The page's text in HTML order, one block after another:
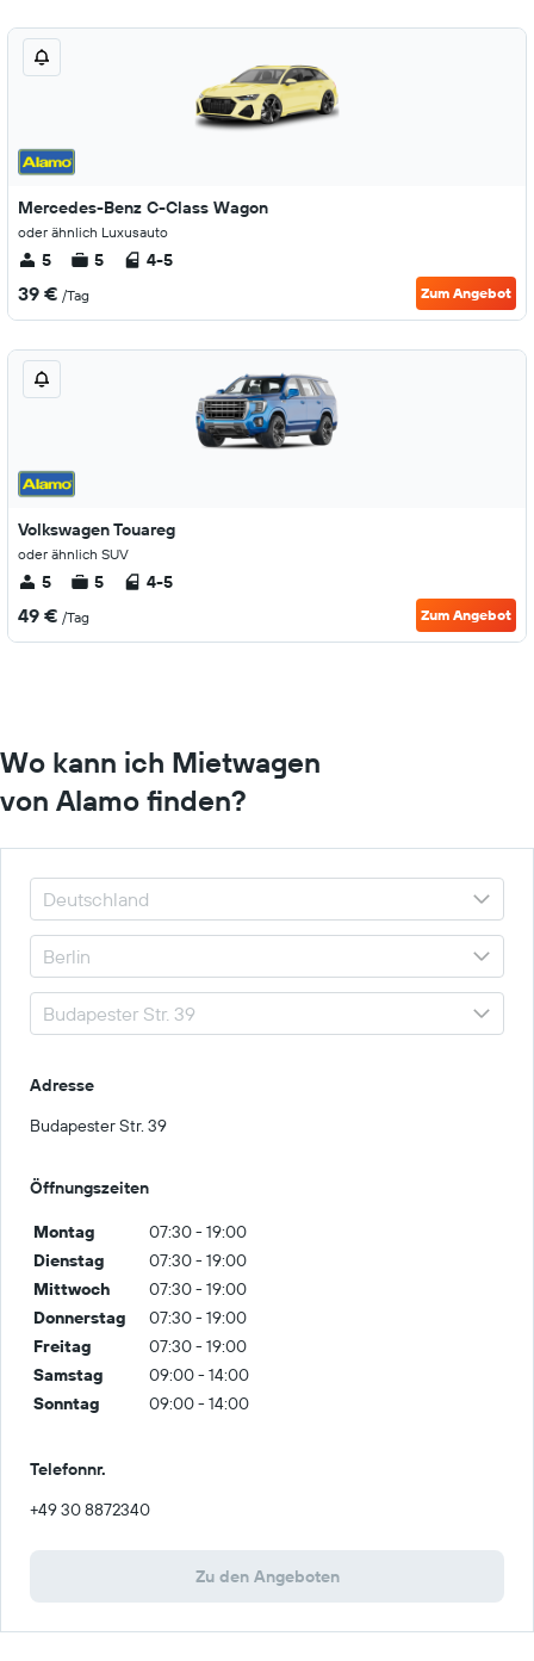
Mercedes-Benz C-Class Wagon
oder ähnlich Luxusauto
5 5 4-5
39 € /Tag Zum Angebot
Volkswagen Touareg
oder ähnlich SUV
5 5 4-5
49 € /Tag Zum Angebot
Wo kann ich Mietwagen
von Alamo finden?
Adresse
Budapester Str. 39
Öffnungszeiten
Montag
07:30 - 19:00
Dienstag
07:30 - 19:00
Mittwoch
07:30 - 19:00
Donnerstag
07:30 - 19:00
Freitag
07:30 - 19:00
Samstag
09:00 - 14:00
Sonntag
09:00 - 14:00
Telefonnr.
+49 30 8872340
Zu den Angeboten